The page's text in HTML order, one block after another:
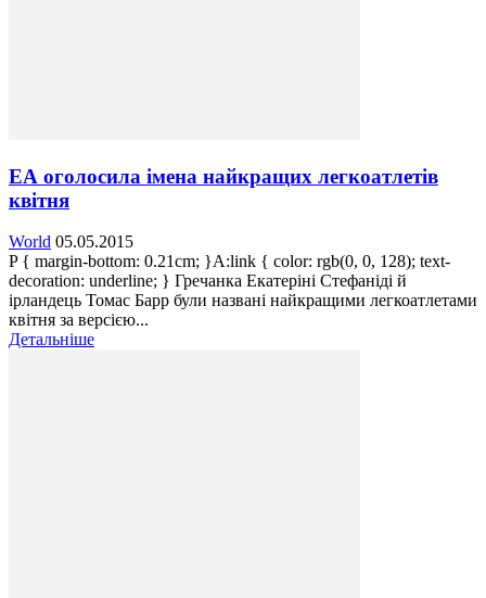
ЕА оголосила імена найкращих легкоатлетів
квітня
World 05.05.2015
P { margin-bottom: 0.21cm; }A:link { color: rgb(0, 0, 128); text-
decoration: underline; } Гречанка Екатеріні Стефаніді й
ірландець Томас Барр були названі найкращими легкоатлетами
квітня за версією...
Детальніше